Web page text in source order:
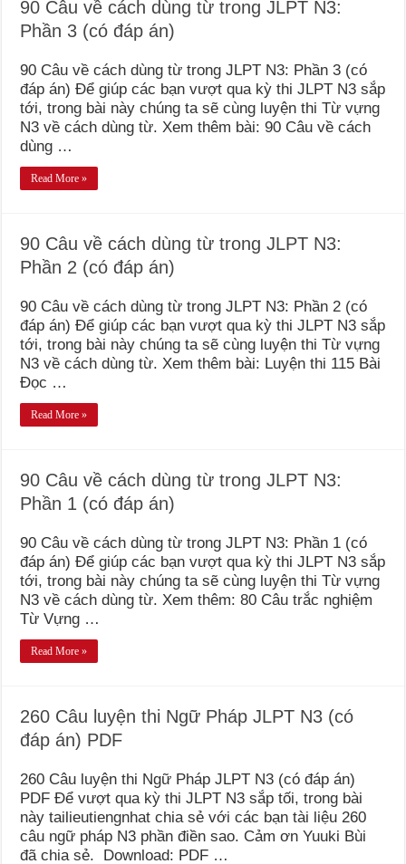
90 Câu về cách dùng từ trong JLPT N3:
Phần 3 (có đáp án)
90 Câu về cách dùng từ trong JLPT N3: Phần 3 (có
đáp án) Để giúp các bạn vượt qua kỳ thi JLPT N3 sắp
tới, trong bài này chúng ta sẽ cùng luyện thi Từ vựng
N3 về cách dùng từ. Xem thêm bài: 90 Câu về cách
dùng …
Read More »
90 Câu về cách dùng từ trong JLPT N3:
Phần 2 (có đáp án)
90 Câu về cách dùng từ trong JLPT N3: Phần 2 (có
đáp án) Để giúp các bạn vượt qua kỳ thi JLPT N3 sắp
tới, trong bài này chúng ta sẽ cùng luyện thi Từ vựng
N3 về cách dùng từ. Xem thêm bài: Luyện thi 115 Bài
Đọc …
Read More »
90 Câu về cách dùng từ trong JLPT N3:
Phần 1 (có đáp án)
90 Câu về cách dùng từ trong JLPT N3: Phần 1 (có
đáp án) Để giúp các bạn vượt qua kỳ thi JLPT N3 sắp
tới, trong bài này chúng ta sẽ cùng luyện thi Từ vựng
N3 về cách dùng từ. Xem thêm: 80 Câu trắc nghiệm
Từ Vựng …
Read More »
260 Câu luyện thi Ngữ Pháp JLPT N3 (có
đáp án) PDF
260 Câu luyện thi Ngữ Pháp JLPT N3 (có đáp án)
PDF Để vượt qua kỳ thi JLPT N3 sắp tối, trong bài
này tailieutiengnhat chia sẻ với các bạn tài liệu 260
câu ngữ pháp N3 phần điền sao. Cảm ơn Yuuki Bùi
đã chia sẻ. Download: PDF …